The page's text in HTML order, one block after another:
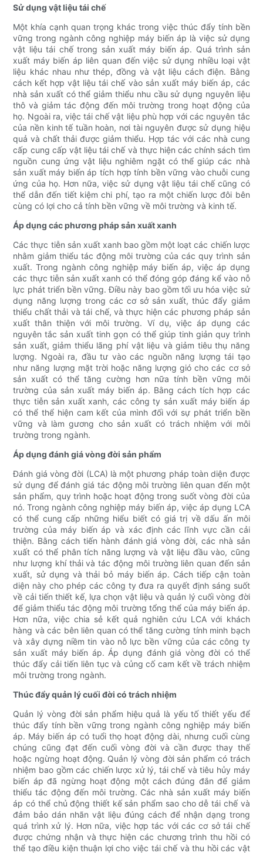
Sử dụng vật liệu tái chế
Một khía cạnh quan trọng khác trong việc thúc đẩy tính bền
vững trong ngành công nghiệp máy biến áp là việc sử dụng
vật liệu tái chế trong sản xuất máy biến áp. Quá trình sản
xuất máy biến áp liên quan đến việc sử dụng nhiều loại vật
liệu khác nhau như thép, đồng và vật liệu cách điện. Bằng
cách kết hợp vật liệu tái chế vào sản xuất máy biến áp, các
nhà sản xuất có thể giảm thiểu nhu cầu sử dụng nguyên liệu
thô và giảm tác động đến môi trường trong hoạt động của
họ. Ngoài ra, việc tái chế vật liệu phù hợp với các nguyên tắc
của nền kinh tế tuần hoàn, nơi tài nguyên được sử dụng hiệu
quả và chất thải được giảm thiểu. Hợp tác với các nhà cung
cấp cung cấp vật liệu tái chế và thực hiện các chính sách tìm
nguồn cung ứng vật liệu nghiêm ngặt có thể giúp các nhà
sản xuất máy biến áp tích hợp tính bền vững vào chuỗi cung
ứng của họ. Hơn nữa, việc sử dụng vật liệu tái chế cũng có
thể dẫn đến tiết kiệm chi phí, tạo ra một chiến lược đôi bên
cùng có lợi cho cả tính bền vững về môi trường và kinh tế.
Áp dụng các phương pháp sản xuất xanh
Các thực tiễn sản xuất xanh bao gồm một loạt các chiến lược
nhằm giảm thiểu tác động môi trường của các quy trình sản
xuất. Trong ngành công nghiệp máy biến áp, việc áp dụng
các thực tiễn sản xuất xanh có thể đóng góp đáng kể vào nỗ
lực phát triển bền vững. Điều này bao gồm tối ưu hóa việc sử
dụng năng lượng trong các cơ sở sản xuất, thúc đẩy giảm
thiểu chất thải và tái chế, và thực hiện các phương pháp sản
xuất thân thiện với môi trường. Ví dụ, việc áp dụng các
nguyên tắc sản xuất tinh gọn có thể giúp tinh giản quy trình
sản xuất, giảm thiểu lãng phí vật liệu và giảm tiêu thụ năng
lượng. Ngoài ra, đầu tư vào các nguồn năng lượng tái tạo
như năng lượng mặt trời hoặc năng lượng gió cho các cơ sở
sản xuất có thể tăng cường hơn nữa tính bền vững môi
trường của sản xuất máy biến áp. Bằng cách tích hợp các
thực tiễn sản xuất xanh, các công ty sản xuất máy biến áp
có thể thể hiện cam kết của mình đối với sự phát triển bền
vững và làm gương cho sản xuất có trách nhiệm với môi
trường trong ngành.
Áp dụng đánh giá vòng đời sản phẩm
Đánh giá vòng đời (LCA) là một phương pháp toàn diện được
sử dụng để đánh giá tác động môi trường liên quan đến một
sản phẩm, quy trình hoặc hoạt động trong suốt vòng đời của
nó. Trong ngành công nghiệp máy biến áp, việc áp dụng LCA
có thể cung cấp những hiểu biết có giá trị về dấu ấn môi
trường của máy biến áp và xác định các lĩnh vực cần cải
thiện. Bằng cách tiến hành đánh giá vòng đời, các nhà sản
xuất có thể phân tích năng lượng và vật liệu đầu vào, cũng
như lượng khí thải và tác động môi trường liên quan đến sản
xuất, sử dụng và thải bỏ máy biến áp. Cách tiếp cận toàn
diện này cho phép các công ty đưa ra quyết định sáng suốt
về cải tiến thiết kế, lựa chọn vật liệu và quản lý cuối vòng đời
để giảm thiểu tác động môi trường tổng thể của máy biến áp.
Hơn nữa, việc chia sẻ kết quả nghiên cứu LCA với khách
hàng và các bên liên quan có thể tăng cường tính minh bạch
và xây dựng niềm tin vào nỗ lực bền vững của các công ty
sản xuất máy biến áp. Áp dụng đánh giá vòng đời có thể
thúc đẩy cải tiến liên tục và củng cố cam kết về trách nhiệm
môi trường trong ngành.
Thúc đẩy quản lý cuối đời có trách nhiệm
Quản lý vòng đời sản phẩm hiệu quả là yếu tố thiết yếu để
thúc đẩy tính bền vững trong ngành công nghiệp máy biến
áp. Máy biến áp có tuổi thọ hoạt động dài, nhưng cuối cùng
chúng cũng đạt đến cuối vòng đời và cần được thay thế
hoặc ngừng hoạt động. Quản lý vòng đời sản phẩm có trách
nhiệm bao gồm các chiến lược xử lý, tái chế và tiêu hủy máy
biến áp đã ngừng hoạt động một cách đúng đắn để giảm
thiểu tác động đến môi trường. Các nhà sản xuất máy biến
áp có thể chủ động thiết kế sản phẩm sao cho dễ tái chế và
đảm bảo dán nhãn vật liệu đúng cách để nhận dạng trong
quá trình xử lý. Hơn nữa, việc hợp tác với các cơ sở tái chế
được chứng nhận và thực hiện các chương trình thu hồi có
thể tạo điều kiện thuận lợi cho việc tái chế và thu hồi các vật